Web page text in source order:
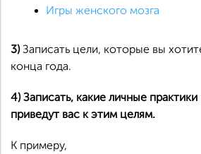
Игры женского мозга
3)Записать цели, которые вы
конца года.
4) Записать, какие личные
приведут вас к этим целям.
К примеру,